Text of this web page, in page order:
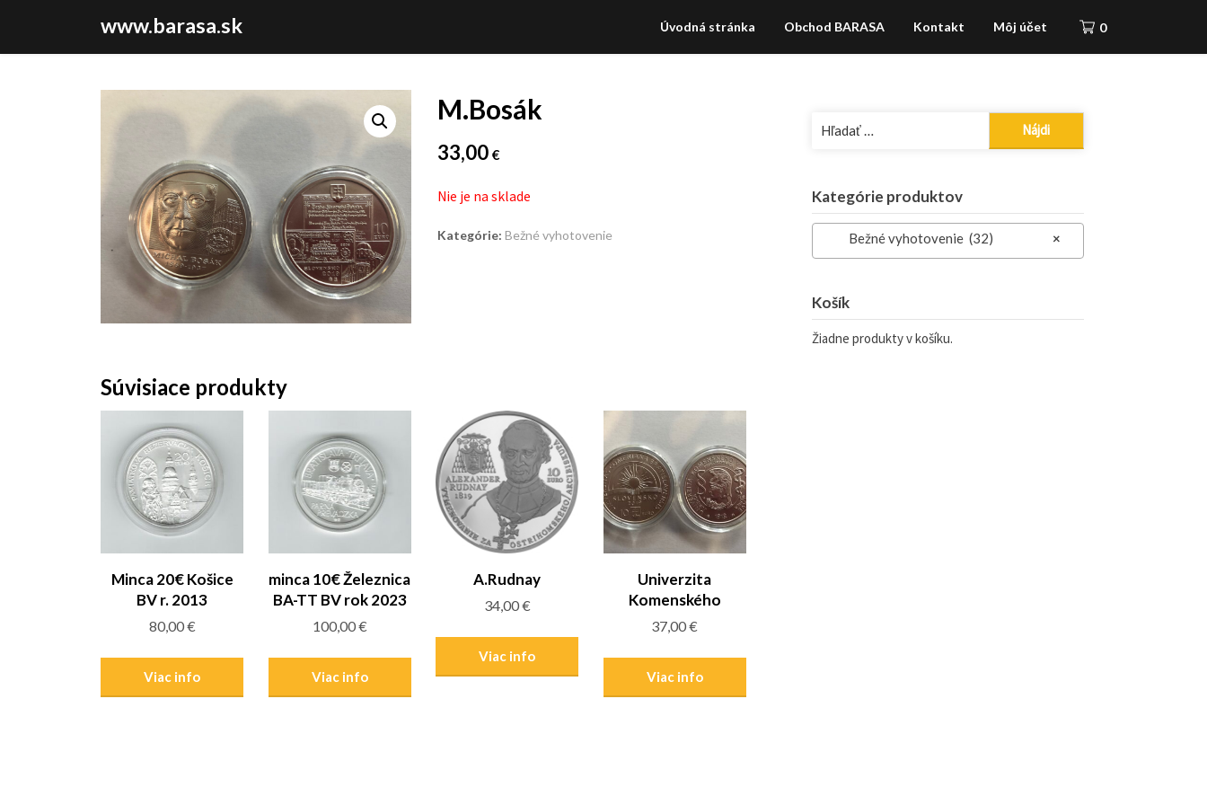
www.barasa.sk 0
Úvodná stránka Obchod BARASA Kontakt Môj účet
M.Bosák
33,00€
Nie je na sklade
Kategórie:Bežné vyhotovenie
Súvisiace produkty
Minca 20€ Košice
BV r. 2013
80,00€
Viac info
minca 10€ Železnica
BA-TT BV rok 2023
100,00€
Viac info
A.Rudnay
34,00€
Viac info
Univerzita
Komenského
37,00€
Viac info
Kategórie produktov
×
Bežné vyhotovenie (32)
Košík
Žiadne produkty v košíku.